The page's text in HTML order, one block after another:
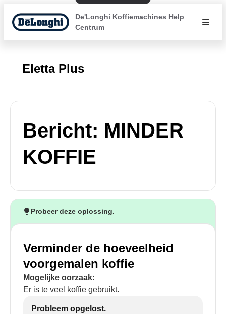
De'Longhi Koffiemachines Help
Centrum
Eletta Plus
Bericht: MINDER
KOFFIE
Probeer deze oplossing.
Verminder de hoeveelheid
voorgemalen koffie
Mogelijke oorzaak:
Er is te veel koffie gebruikt.
Probleem opgelost.